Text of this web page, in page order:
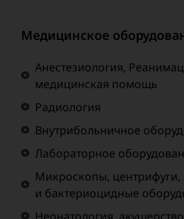
Медицинское
Анестезиология,
медицинская помощь
Радиология
Внутрибольничное
Лабораторное
Микроскопы, центрифуги,
и бактериоцидные